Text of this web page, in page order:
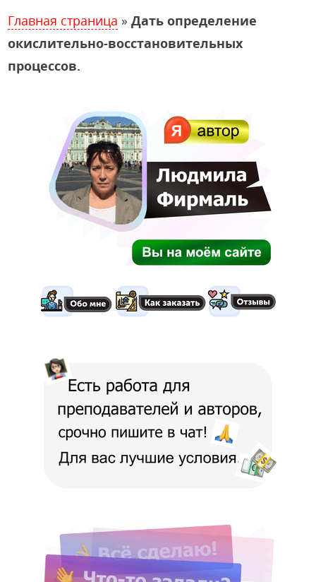
Главная страница »Дать определение
окислительно-восстановительных
процессов.